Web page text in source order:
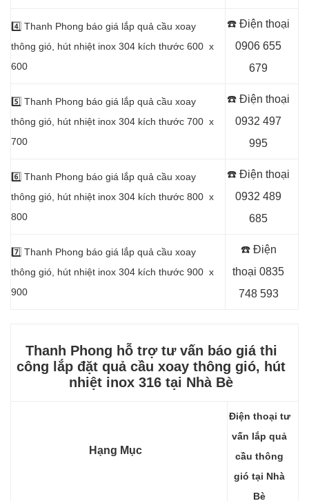
4️⃣ Thanh Phong báo giá lắp quả cầu xoay
thông gió, hút nhiệt inox 304 kích thước 600 x
600
☎️ Điện thoại
0906 655
679
5️⃣ Thanh Phong báo giá lắp quả cầu xoay
thông gió, hút nhiệt inox 304 kích thước 700 x
700
☎️ Điện thoại
0932 497
995
6️⃣ Thanh Phong báo giá lắp quả cầu xoay
thông gió, hút nhiệt inox 304 kích thước 800 x
800
☎️ Điện thoại
0932 489
685
7️⃣ Thanh Phong báo giá lắp quả cầu xoay
thông gió, hút nhiệt inox 304 kích thước 900 x
900
☎️ Điện
thoại 0835
748 593
Thanh Phong hỗ trợ tư vấn báo giá thi
công lắp đặt quả cầu xoay thông gió, hút
nhiệt inox 316 tại Nhà Bè
Hạng Mục
Điện thoại tư
vấn lắp quả
cầu thông
gió tại Nhà
Bè